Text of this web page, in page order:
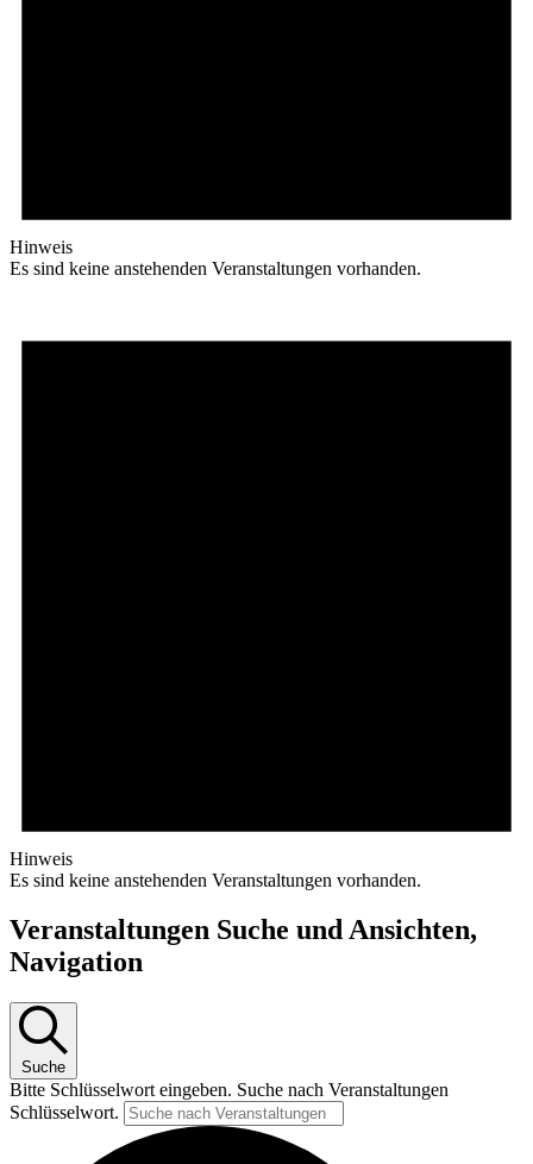
Hinweis
Es sind keine anstehenden Veranstaltungen vorhanden.
Hinweis
Es sind keine anstehenden Veranstaltungen vorhanden.
Veranstaltungen Suche und Ansichten,
Navigation
Suche
Bitte Schlüsselwort eingeben. Suche nach Veranstaltungen
Schlüsselwort.